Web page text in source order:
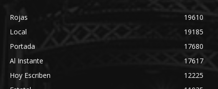
Rojas
19610
Local
19185
Portada
17680
Al Instante
17617
Hoy Escriben
12225